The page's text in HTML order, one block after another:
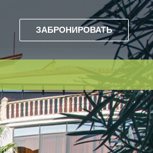
ЗАБРОНИРОВАТЬ
ЗАБРОНИРОВАТЬ